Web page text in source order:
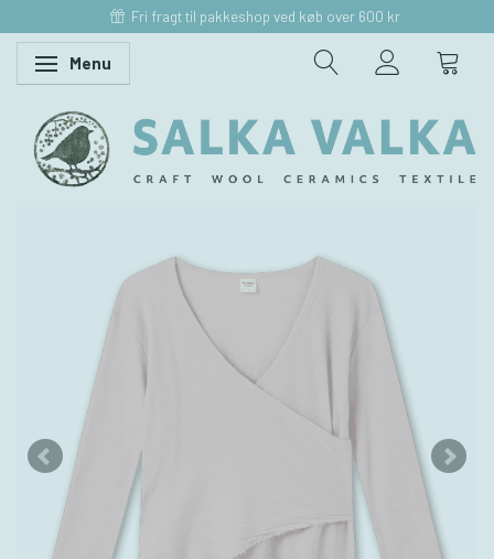
Fri fragt til pakkeshop ved køb over 600 kr
Skifte navigation
Menu